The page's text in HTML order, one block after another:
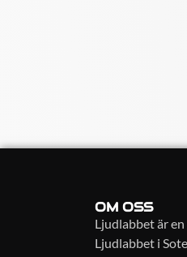
OM OSS
Ljudlabbet är
Ljudlabbet i